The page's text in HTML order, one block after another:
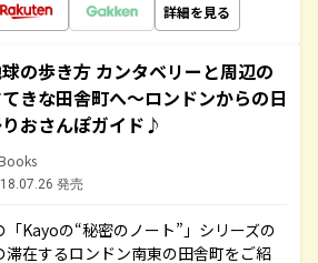
詳細を見る
の歩き方 カンタベリーと周辺の
きな田舎町へ～ロンドンからの日
おさんぽガイド♪
発売
Kayoの“秘密のノート”」シリーズの
在するロンドン南東の田舎町をご紹